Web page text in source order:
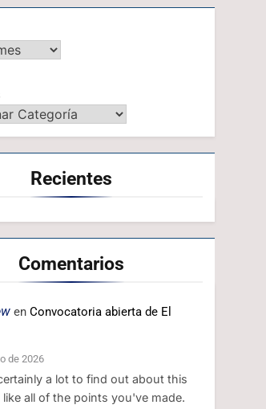
Recientes
Comentarios
enConvocatoria abierta de El
de 2026
a lot to find out about this
like all of the points you've made.